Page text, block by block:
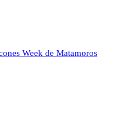
Week de Matamoros